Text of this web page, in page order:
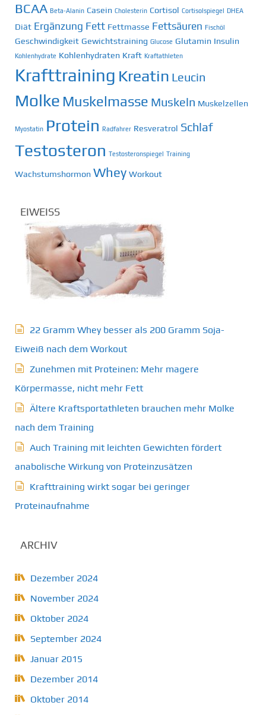
BCAA Beta-Alanin Casein Cholesterin Cortisol Cortisolspiegel DHEA
Diät Ergänzung Fett Fettmasse Fettsäuren Fischöl
Geschwindigkeit Gewichtstraining Glucose Glutamin Insulin
Kohlenhydrate Kohlenhydraten Kraft Kraftathleten
Krafttraining Kreatin Leucin
Molke Muskelmasse Muskeln Muskelzellen
Myostatin Protein Radfahrer Resveratrol Schlaf
Testosteron Testosteronspiegel Training
Wachstumshormon Whey Workout
EIWEISS
22 Gramm Whey besser als 200 Gramm Soja-
Eiweiß nach dem Workout
Zunehmen mit Proteinen: Mehr magere
Körpermasse, nicht mehr Fett
Ältere Kraftsportathleten brauchen mehr Molke
nach dem Training
Auch Training mit leichten Gewichten fördert
anabolische Wirkung von Proteinzusätzen
Krafttraining wirkt sogar bei geringer
Proteinaufnahme
ARCHIV
Dezember 2024
November 2024
Oktober 2024
September 2024
Januar 2015
Dezember 2014
Oktober 2014